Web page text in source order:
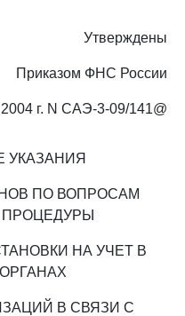
Утверждены
Приказом ФНС России
г. N САЭ-3-09/141@
УКАЗАНИЯ
ПО ВОПРОСАМ
НА УЧЕТ В
В СВЯЗИ С